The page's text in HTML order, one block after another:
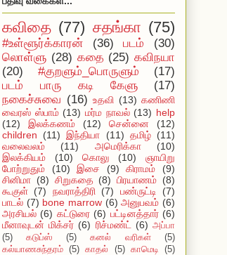
கவிதை (77) சதங்கா (75)
#உள்ளூர்க்காரன் (36) படம்
(30)
லொள்ளு (28) கதை (25) கவிநயா
(20)
#குறளும்_பொருளும்
(17)
படம் பாரு கடி கேளு
(17)
நகைச்சுவை (16) உதவி (13) கணிணி
வைரஸ் ஸ்பாம் (13) மர்ம நாவல் (13) help
(12)
இலக்கணம் (12) சென்னை
(12)
children
(11) இந்தியா (11) தமிழ் (11)
வலைவலம்
(11) அமெரிக்கா
(10)
இலக்கியம்
(10) கொலு (10)
ஞாயிறு
போற்றுதும்
(10) இசை (9) கிராமம்
(9)
சினிமா (8) சிறுகதை (8) பிரயாணம் (8)
கூகுள் (7) நவராத்திரி (7) பண்ருட்டி
(7)
பாடல் (7) bone marrow (6) அனுபவம் (6)
அரசியல் (6) கட்டுரை (6) பட்டினத்தார் (6)
மீனாவுடன் மிக்சர் (6) ரிச்மண்ட் (6) அப்பா
(5)
கடுப்ஸ் (5) கனல் வரிகள்
(5)
கல்யாணசுந்தரம் (5) காதல் (5) காமெடி
(5)